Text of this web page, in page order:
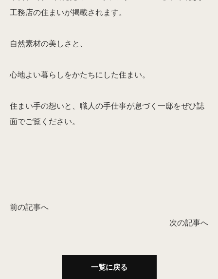
工務店の住まいが掲載されます。
自然素材の美しさと、
心地よい暮らしをかたちにした住まい。
住まい手の想いと、職人の手仕事が息づく一邸をぜひ誌
面でご覧ください。
前の記事へ
次の記事へ
一覧に戻る